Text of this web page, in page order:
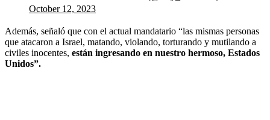
October 12, 2023
Además, señaló que con el actual mandatario “las mismas personas
que atacaron a Israel, matando, violando, torturando y mutilando a
civiles inocentes, están ingresando en nuestro hermoso, Estados
Unidos”.